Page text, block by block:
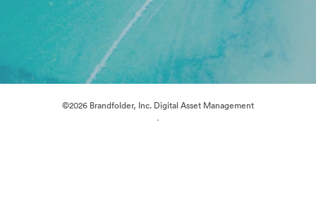
©2026 Brandfolder, Inc. Digital Asset Management
·